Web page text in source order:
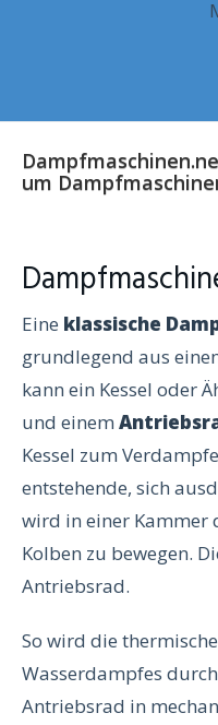
um
Eine klassische
grundlegend aus
kann ein Kessel oder
und einem
Kessel zum
entstehende, sich
wird in einer Kammer
Kolben zu bewegen.
Antriebsrad.
So wird die
Wasserdampfes
Antriebsrad in